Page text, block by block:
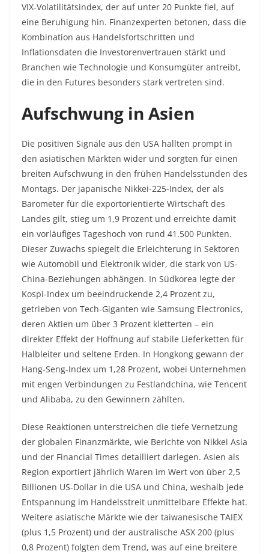
VIX-Volatilitätsindex, der auf unter 20 Punkte fiel, auf
eine Beruhigung hin. Finanzexperten betonen, dass die
Kombination aus Handelsfortschritten und
Inflationsdaten die Investorenvertrauen stärkt und
Branchen wie Technologie und Konsumgüter antreibt,
die in den Futures besonders stark vertreten sind.
Aufschwung in Asien
Die positiven Signale aus den USA hallten prompt in
den asiatischen Märkten wider und sorgten für einen
breiten Aufschwung in den frühen Handelsstunden des
Montags. Der japanische Nikkei-225-Index, der als
Barometer für die exportorientierte Wirtschaft des
Landes gilt, stieg um 1,9 Prozent und erreichte damit
ein vorläufiges Tageshoch von rund 41.500 Punkten.
Dieser Zuwachs spiegelt die Erleichterung in Sektoren
wie Automobil und Elektronik wider, die stark von US-
China-Beziehungen abhängen. In Südkorea legte der
Kospi-Index um beeindruckende 2,4 Prozent zu,
getrieben von Tech-Giganten wie Samsung Electronics,
deren Aktien um über 3 Prozent kletterten – ein
direkter Effekt der Hoffnung auf stabile Lieferketten für
Halbleiter und seltene Erden. In Hongkong gewann der
Hang-Seng-Index um 1,28 Prozent, wobei Unternehmen
mit engen Verbindungen zu Festlandchina, wie Tencent
und Alibaba, zu den Gewinnern zählten.
Diese Reaktionen unterstreichen die tiefe Vernetzung
der globalen Finanzmärkte, wie Berichte von Nikkei Asia
und der Financial Times detailliert darlegen. Asien als
Region exportiert jährlich Waren im Wert von über 2,5
Billionen US-Dollar in die USA und China, weshalb jede
Entspannung im Handelsstreit unmittelbare Effekte hat.
Weitere asiatische Märkte wie der taiwanesische TAIEX
(plus 1,5 Prozent) und der australische ASX 200 (plus
0,8 Prozent) folgten dem Trend, was auf eine breitere